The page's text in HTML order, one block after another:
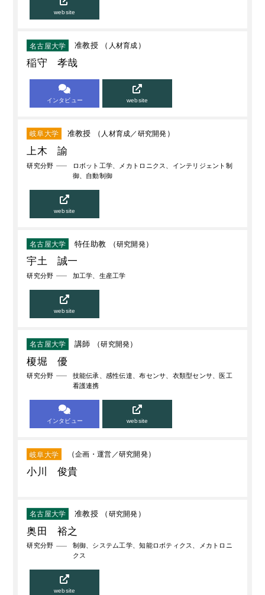
website
名古屋大学 准教授 （ 人材育成 ）
稲守 孝哉
インタビュー website
岐阜大学 准教授 （ 人材育成 研究開発 ）
上木 諭
研究分野
ロボット工学、メカトロニクス、インテリジェント制
御、自動制御
website
名古屋大学 特任助教 （研究開発）
宇土 誠一
研究分野 加工学、生産工学
website
名古屋大学 講師 （研究開発）
榎堀 優
研究分野
技能伝承、感性伝達、布センサ、衣類型センサ、医工
看護連携
インタビュー website
岐阜大学 （企画・運営 研究開発）
小川 俊貴
名古屋大学 准教授 （ 研究開発 ）
奥田 裕之
研究分野
制御、システム工学、知能ロボティクス、メカトロニ
クス
website